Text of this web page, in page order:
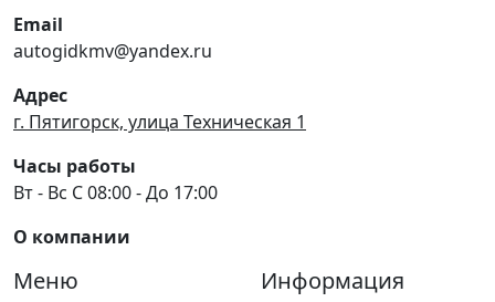
Email
autogidkmv@yandex.ru
Адрес
г. Пятигорск, улица Техническая 1
Часы работы
Вт - Вс С 08:00 - До 17:00
О компании
Меню Информация